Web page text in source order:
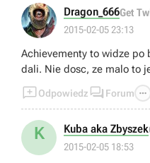
Dragon_666Get
2015-02-05 23:13
Achievementy to widze po
dali. Nie dosc, ze malo to
Odpowiedz  Forum 
K Kuba aka Zbyszek
2015-02-05 18:53